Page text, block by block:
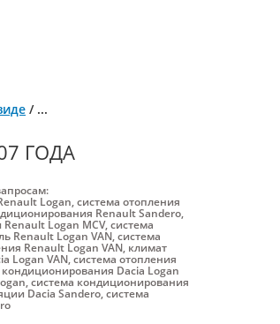
/ ...
ГОДА
Logan,система отопления
Renault Sandero,
Logan MCV,система
Renault Logan VAN,система
Renault Logan VAN, климат
Logan VAN,система отопления
кондиционирования Dacia Logan
,система кондиционирования
Dacia Sandero,система